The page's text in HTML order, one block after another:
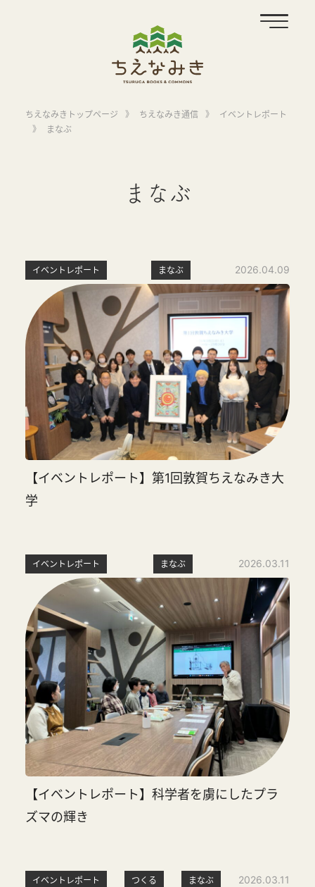
ちえなみきトップページ 》 ちえなみき通信 》
イベントレポート
》
まなぶ
まなぶ
イベントレポート まなぶ 2026.04.09
【イベントレポート】第1回敦賀ちえなみき大
学
イベントレポート まなぶ 2026.03.11
【イベントレポート】科学者を虜にしたプラ
ズマの輝き
イベントレポート つくる まなぶ 2026.03.11